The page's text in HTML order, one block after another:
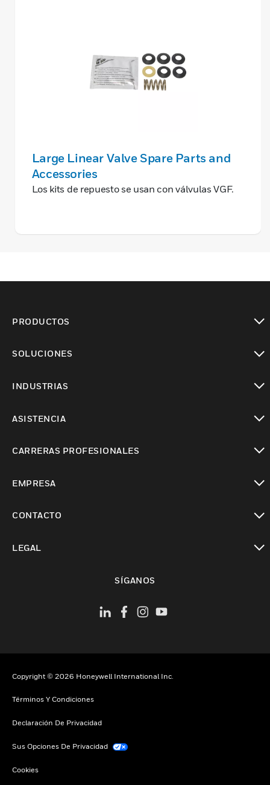
Large Linear Valve Spare Parts and
Accessories
Los kits de repuesto se usan con válvulas VGF.
PRODUCTOS
SOLUCIONES
INDUSTRIAS
ASISTENCIA
CARRERAS PROFESIONALES
EMPRESA
CONTACTO
LEGAL
SÍGANOS
Copyright © 2026 Honeywell International Inc.
Términos Y Condiciones
Declaración De Privacidad
Sus Opciones De Privacidad
Cookies